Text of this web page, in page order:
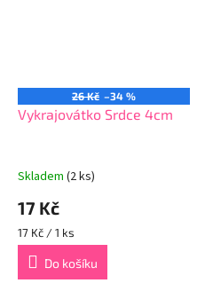
26 Kč –34 %
Vykrajovátko Srdce 4cm
Skladem (2 ks)
17 Kč
Měrná
cena:
17 Kč / 1 ks
Do košíku